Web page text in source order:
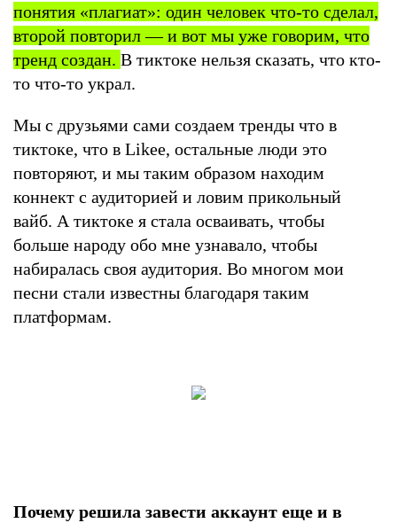
понятия «плагиат»: один человек что-то сделал,
второй повторил — и вот мы уже говорим, что
тренд создан. В тиктоке нельзя сказать, что кто-
то что-то украл.
Мы с друзьями сами создаем тренды что в
тиктоке, что в Likee, остальные люди это
повторяют, и мы таким образом находим
коннект с аудиторией и ловим прикольный
вайб. А тиктоке я стала осваивать, чтобы
больше народу обо мне узнавало, чтобы
набиралась своя аудитория. Во многом мои
песни стали известны благодаря таким
платформам.
Почему решила завести аккаунт еще и в